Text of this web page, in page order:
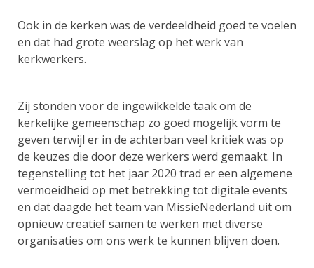
Ook in de kerken was de verdeeldheid goed te voelen
en dat had grote weerslag op het werk van
kerkwerkers.
Zij stonden voor de ingewikkelde taak om de
kerkelijke gemeenschap zo goed mogelijk vorm te
geven terwijl er in de achterban veel kritiek was op
de keuzes die door deze werkers werd gemaakt. In
tegenstelling tot het jaar 2020 trad er een algemene
vermoeidheid op met betrekking tot digitale events
en dat daagde het team van MissieNederland uit om
opnieuw creatief samen te werken met diverse
organisaties om ons werk te kunnen blijven doen.